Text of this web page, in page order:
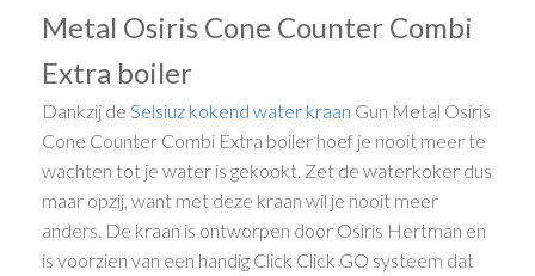
Metal Osiris Cone Counter Combi
Extra boiler
Dankzij deSelsiuz kokend water kraan Gun Metal Osiris
Cone Counter Combi Extra boiler hoef je nooit meer te
wachten tot je water is gekookt. Zet de waterkoker dus
maar opzij, want met deze kraan wil je nooit meer
anders. De kraan is ontworpen door Osiris Hertman en
is voorzien van een handig Click Click GO systeem dat